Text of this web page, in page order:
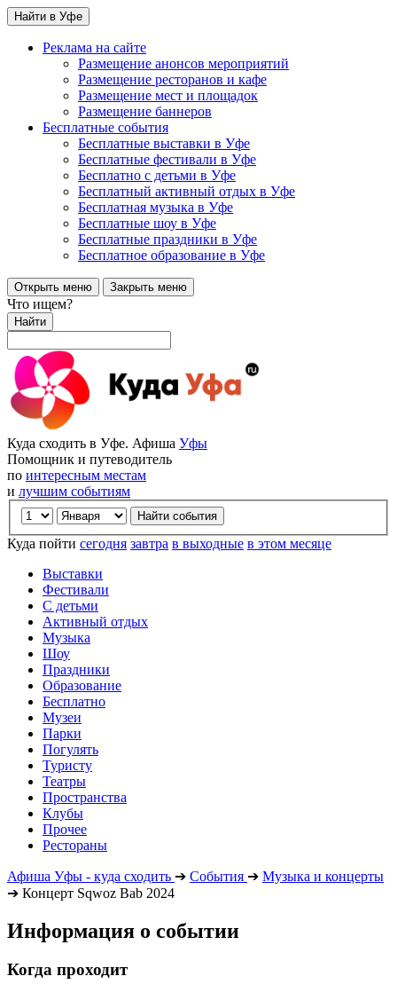
Найти в Уфе
Реклама на сайте
Размещение анонсов мероприятий
Размещение ресторанов и кафе
Размещение мест и площадок
Размещение баннеров
Бесплатные события
Бесплатные выставки в Уфе
Бесплатные фестивали в Уфе
Бесплатно с детьми в Уфе
Бесплатный активный отдых в Уфе
Бесплатная музыка в Уфе
Бесплатные шоу в Уфе
Бесплатные праздники в Уфе
Бесплатное образование в Уфе
Открыть меню Закрыть меню
Что ищем?
Найти
Куда сходить в Уфе. Афиша Уфы
Помощник и путеводитель
по интересным местам
и лучшим событиям
Куда пойти сегодня завтра в выходные в этом месяце
Выставки
Фестивали
С детьми
Активный отдых
Музыка
Шоу
Праздники
Образование
Бесплатно
Музеи
Парки
Погулять
Туристу
Театры
Пространства
Клубы
Прочее
Рестораны
Афиша Уфы - куда сходить ➔ События ➔ Музыка и концерты
➔ Концерт Sqwoz Bab 2024
Информация о событии
Когда проходит